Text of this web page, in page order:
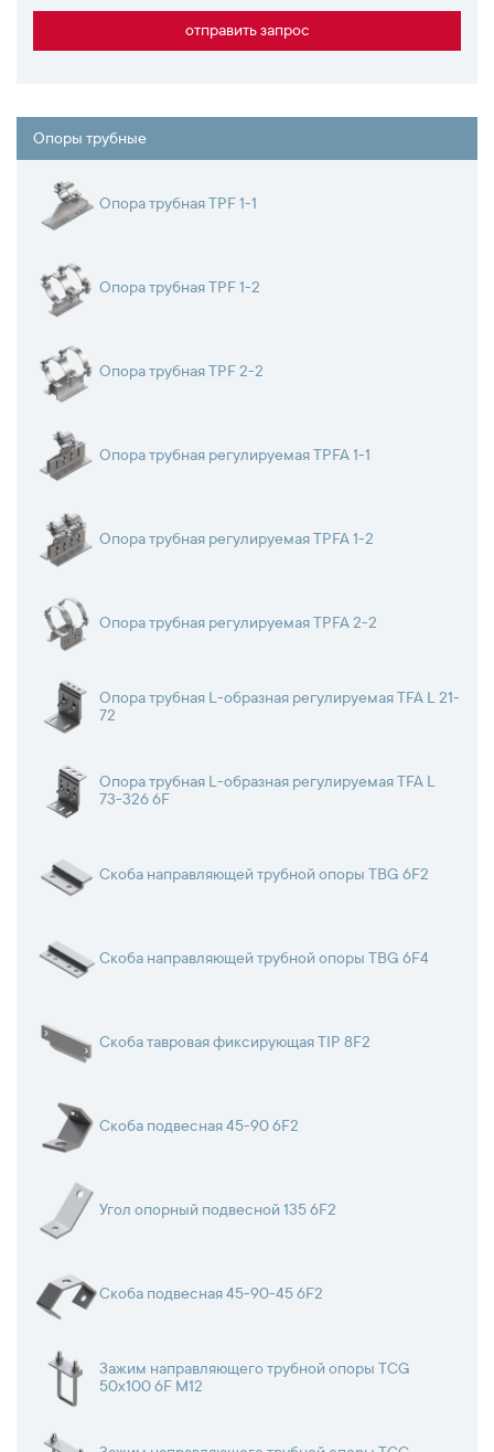
отправить запрос
Опоры трубные
Опора трубная TPF 1-1
Опора трубная TPF 1-2
Опора трубная TPF 2-2
Опора трубная регулируемая TPFA 1-1
Опора трубная регулируемая TPFA 1-2
Опора трубная регулируемая TPFA 2-2
Опора трубная L-образная регулируемая TFA L 21-
72
Опора трубная L-образная регулируемая TFA L
73-326 6F
Скоба направляющей трубной опоры TBG 6F2
Скоба направляющей трубной опоры TBG 6F4
Скоба тавровая фиксирующая TIP 8F2
Скоба подвесная 45-90 6F2
Угол опорный подвесной 135 6F2
Скоба подвесная 45-90-45 6F2
Зажим направляющего трубной опоры TCG
50х100 6F М12